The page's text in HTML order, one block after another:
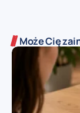
Może Cię